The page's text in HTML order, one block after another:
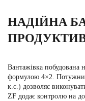
НАДІЙНА
Вантажівка побудована
формулою 4×2.
к.с.) дозволяє
ZF додає контролю на